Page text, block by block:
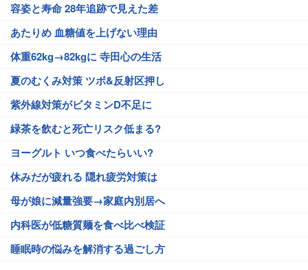
容姿と寿命 28年追跡で見えた差
あたりめ 血糖値を上げない理由
体重62kg→82kgに 寺田心の生活
夏のむくみ対策 ツボ&反射区押し
紫外線対策がビタミンD不足に
緑茶を飲むと死亡リスク低まる?
ヨーグルト いつ食べたらいい?
休みだが疲れる 隠れ疲労対策は
母が娘に減量強要→家庭内別居へ
内科医が低糖質麺を食べ比べ検証
睡眠時の悩みを解消する過ごし方